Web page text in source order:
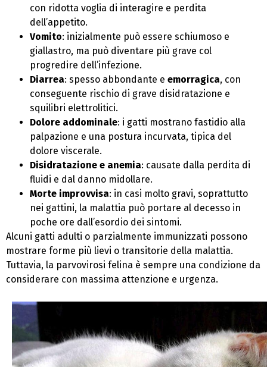
con ridotta voglia di interagire e perdita
dell’appetito.
Vomito: inizialmente può essere schiumoso e
giallastro, ma può diventare più grave col
progredire dell’infezione.
Diarrea: spesso abbondante e emorragica, con
conseguente rischio di grave disidratazione e
squilibri elettrolitici.
Dolore addominale: i gatti mostrano fastidio alla
palpazione e una postura incurvata, tipica del
dolore viscerale.
Disidratazione e anemia: causate dalla perdita di
fluidi e dal danno midollare.
Morte improvvisa: in casi molto gravi, soprattutto
nei gattini, la malattia può portare al decesso in
poche ore dall’esordio dei sintomi.
Alcuni gatti adulti o parzialmente immunizzati possono
mostrare forme più lievi o transitorie della malattia.
Tuttavia, la parvovirosi felina è sempre una condizione da
considerare con massima attenzione e urgenza.